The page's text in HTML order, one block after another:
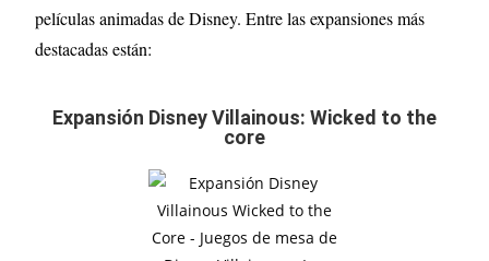
películas animadas de Disney. Entre las expansiones más
destacadas están:
Expansión Disney Villainous: Wicked to the
core